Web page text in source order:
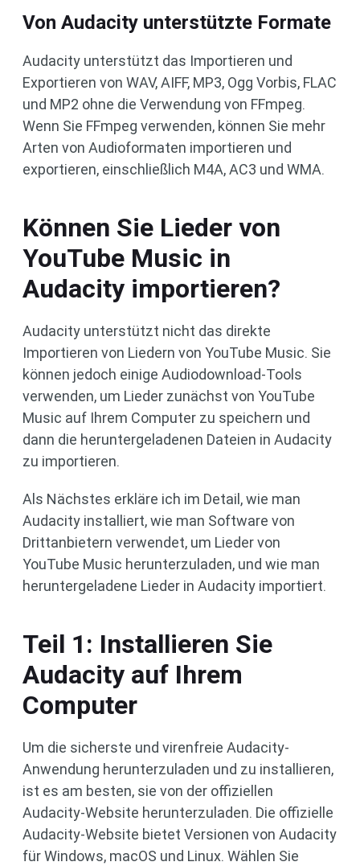
Von Audacity unterstützte Formate
Audacity unterstützt das Importieren und
Exportieren von WAV, AIFF, MP3, Ogg Vorbis, FLAC
und MP2 ohne die Verwendung von FFmpeg.
Wenn Sie FFmpeg verwenden, können Sie mehr
Arten von Audioformaten importieren und
exportieren, einschließlich M4A, AC3 und WMA.
Können Sie Lieder von
YouTube Music in
Audacity importieren?
Audacity unterstützt nicht das direkte
Importieren von Liedern von YouTube Music. Sie
können jedoch einige Audiodownload-Tools
verwenden, um Lieder zunächst von YouTube
Music auf Ihrem Computer zu speichern und
dann die heruntergeladenen Dateien in Audacity
zu importieren.
Als Nächstes erkläre ich im Detail, wie man
Audacity installiert, wie man Software von
Drittanbietern verwendet, um Lieder von
YouTube Music herunterzuladen, und wie man
heruntergeladene Lieder in Audacity importiert.
Teil 1: Installieren Sie
Audacity auf Ihrem
Computer
Um die sicherste und virenfreie Audacity-
Anwendung herunterzuladen und zu installieren,
ist es am besten, sie von der offiziellen
Audacity-Website herunterzuladen. Die offizielle
Audacity-Website bietet Versionen von Audacity
für Windows, macOS und Linux. Wählen Sie